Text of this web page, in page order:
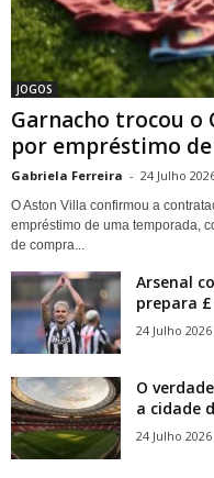
JOGOS
Garnacho trocou o
por empréstimo de
Gabriela Ferreira - 24 Julho
O Aston Villa confirmou a
empréstimo de uma temporada,
de compra...
Arsenal
prepara
24 Julho 2026
O
a cidade
24 Julho 2026